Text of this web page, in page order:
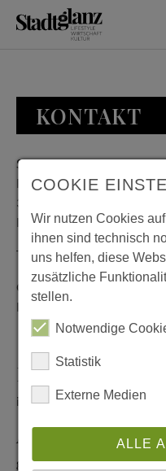
KONTAKT
Stadtglanz / mediaworld
Bankplatz 8
38100 Braunschweig
Deutschland
Telefon: 0531 482010-20
Geschäftszeiten: Montag
Freitag 08:00 bis 15:00
Redaktionelle
info@stadtglanz.de
Anzeigen-
COOKIE
Wir nutzen Cookies
ihnen sind technisch
uns helfen, diese
zusätzliche
stellen.
Notwendige
Statistik
Externe Medien
ALLE